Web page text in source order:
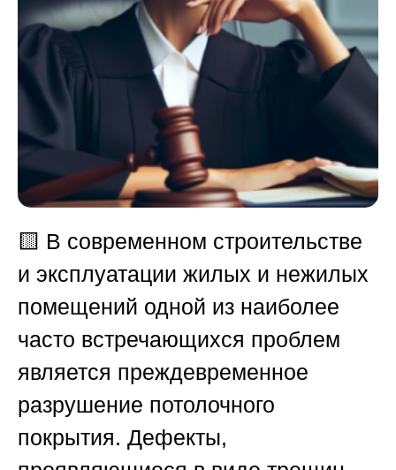
🟨 В современном строительстве
и эксплуатации жилых и нежилых
помещений одной из наиболее
часто встречающихся проблем
является преждевременное
разрушение потолочного
покрытия. Дефекты,